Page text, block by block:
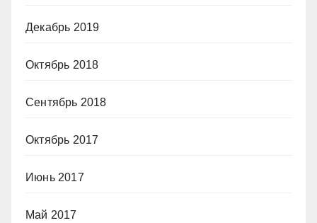
Декабрь 2019
Октябрь 2018
Сентябрь 2018
Октябрь 2017
Июнь 2017
Май 2017